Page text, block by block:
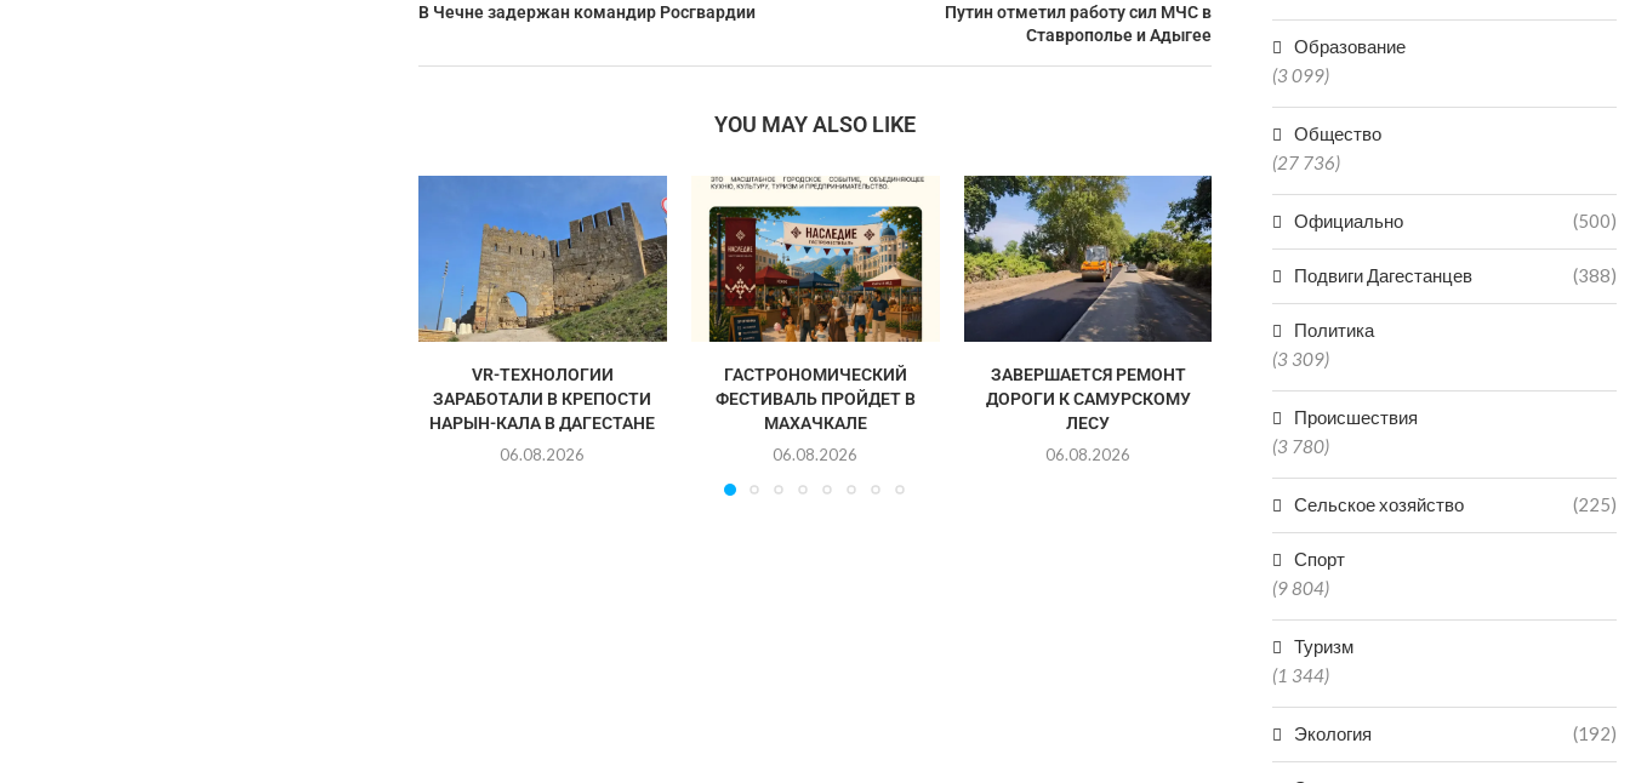
В Чечне задержан командир Росгвардии
Путин отметил работу сил МЧС в
Ставрополье и Адыгее
YOU MAY ALSO LIKE
VR-ТЕХНОЛОГИИ
ЗАРАБОТАЛИ В КРЕПОСТИ
НАРЫН-КАЛА В ДАГЕСТАНЕ
06.08.2026
ГАСТРОНОМИЧЕСКИЙ
ФЕСТИВАЛЬ ПРОЙДЕТ В
МАХАЧКАЛЕ
06.08.2026
ЗАВЕРШАЕТСЯ РЕМОНТ
ДОРОГИ К САМУРСКОМУ
ЛЕСУ
06.08.2026
В ДЕРБЕНТЕ С ПОМОЩЬЮ
03.08.2026
Образование
(3 099)
Общество
(27 736)
Официально (500)
Подвиги Дагестанцев (388)
Политика
(3 309)
Происшествия
(3 780)
Сельское хозяйство (225)
Спорт
(9 804)
Туризм
(1 344)
Экология (192)